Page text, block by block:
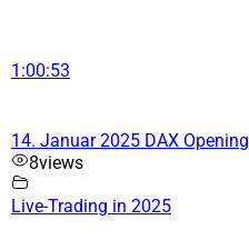
1:00:53
14. Januar 2025 DAX Opening
8views
Live-Trading in 2025